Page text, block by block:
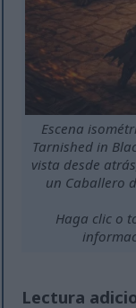
Escena
Tarnished in
vista desde
un Caballero
Haga clic o
Lectura